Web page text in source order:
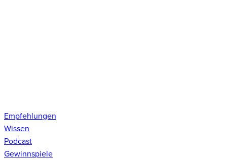
Empfehlungen
Wissen
Podcast
Gewinnspiele